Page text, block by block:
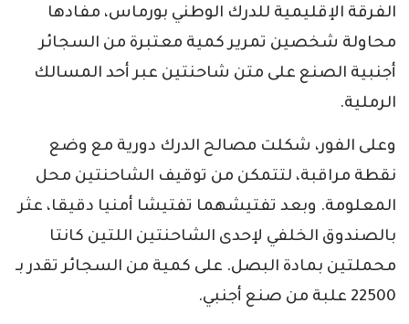
الفرقة الإقليمية للدرك الوطني بورماس، مفادها
محاولة شخصين تمرير كمية معتبرة من السجائر
أجنبية الصنع على متن شاحنتين عبر أحد المسالك
الرملية.
وعلى الفور، شكلت مصالح الدرك دورية مع وضع
نقطة مراقبة، لتتمكن من توقيف الشاحنتين محل
المعلومة. وبعد تفتيشهما تفتيشا أمنيا دقيقا، عثر
بالصندوق الخلفي لإحدى الشاحنتين اللتين كانتا
محملتين بمادة البصل. على كمية من السجائر تقدر بـ
22500 علبة من صنع أجنبي.